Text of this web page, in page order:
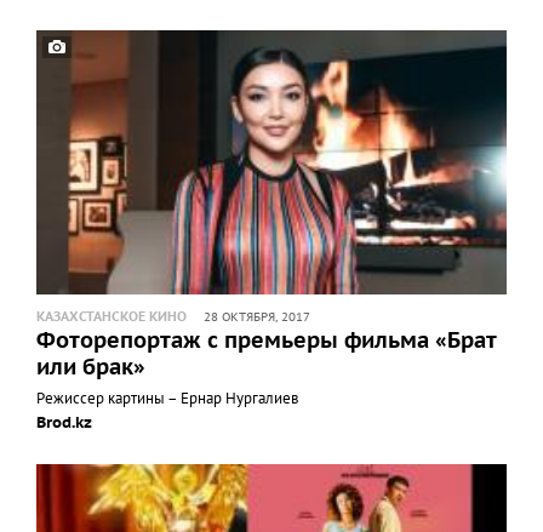
КАЗАХСТАНСКОЕ КИНО 28 ОКТЯБРЯ, 2017
Фоторепортаж с премьеры фильма «Брат
или брак»
Режиссер картины – Ернар Нургалиев
Brod.kz